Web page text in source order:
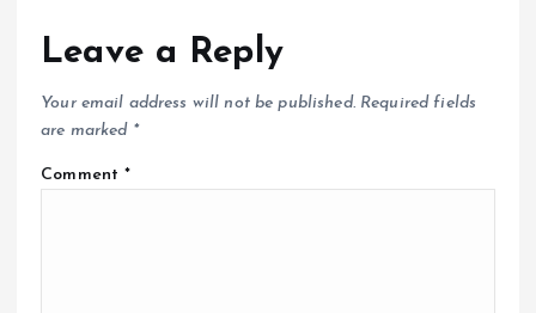
Leave a Reply
Your email address will not be published. Required fields
are marked *
Comment*